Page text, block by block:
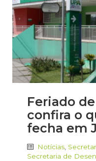
Feriado
confira o
fecha em
Notícias
Secretaria de